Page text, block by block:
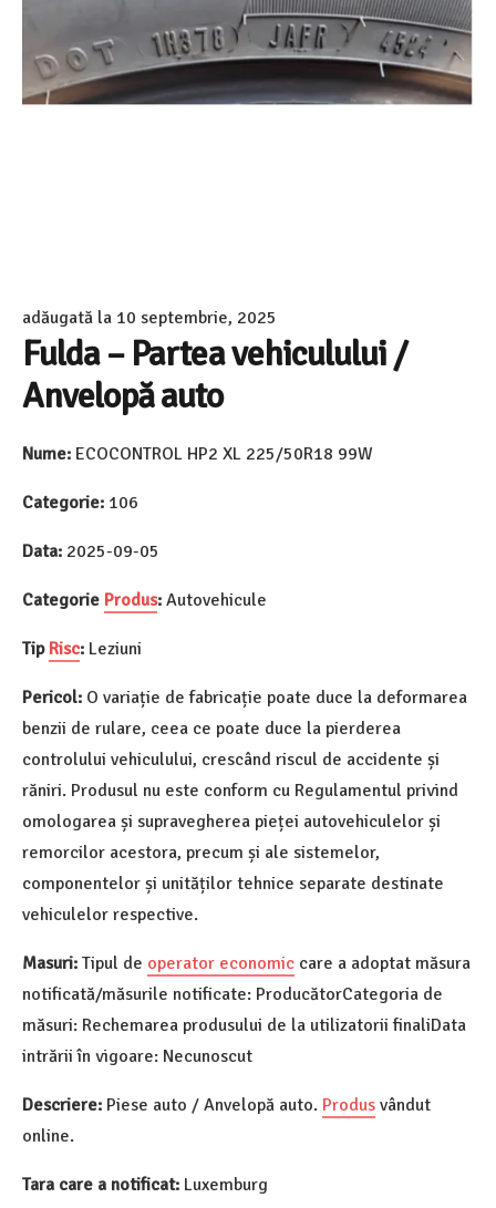
adăugată la 10 septembrie, 2025
Fulda – Partea vehiculului /
Anvelopă auto
Nume: ECOCONTROL HP2 XL 225/50R18 99W
Categorie: 106
Data: 2025-09-05
Categorie Produs: Autovehicule
Tip Risc: Leziuni
Pericol: O variație de fabricație poate duce la deformarea
benzii de rulare, ceea ce poate duce la pierderea
controlului vehiculului, crescând riscul de accidente și
răniri. Produsul nu este conform cu Regulamentul privind
omologarea și supravegherea pieței autovehiculelor și
remorcilor acestora, precum și ale sistemelor,
componentelor și unităților tehnice separate destinate
vehiculelor respective.
Masuri: Tipul de operator economic care a adoptat măsura
notificată/măsurile notificate: ProducătorCategoria de
măsuri: Rechemarea produsului de la utilizatorii finaliData
intrării în vigoare: Necunoscut
Descriere: Piese auto / Anvelopă auto. Produs vândut
online.
Tara care a notificat: Luxemburg